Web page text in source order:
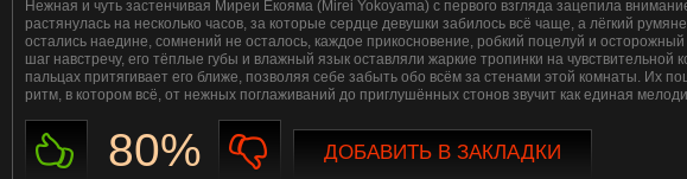
Нежная и чуть застенчивая Миреи Ёкояма (Mirei Yokoyama) с первого взгляда зацепила
растянулась на несколько часов, за которые сердце девушки забилось всё чаще, а лёгкий
остались наедине, сомнений не осталось, каждое прикосновение, робкий поцелуй и
шаг навстречу, его тёплые губы и влажный язык оставляли жаркие тропинки на
пальцах притягивает его ближе, позволяя себе забыть обо всём за стенами этой комнаты. Их
ритм, в котором всё, от нежных поглаживаний до приглушённых стонов звучит как единая
80% ДОБАВИТЬ В ЗАКЛАДКИ